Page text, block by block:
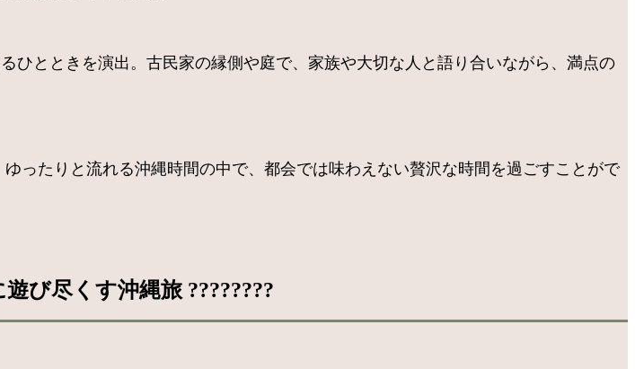
とときを演出。古民家の縁側や庭で、家族や大切な人と語り合いながら、満点の
ったりと流れる沖縄時間の中で、都会では味わえない贅沢な時間を過ごすことがで
び尽くす沖縄旅 ????????